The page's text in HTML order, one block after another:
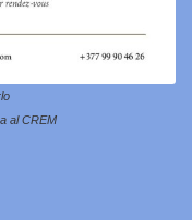
al CREM